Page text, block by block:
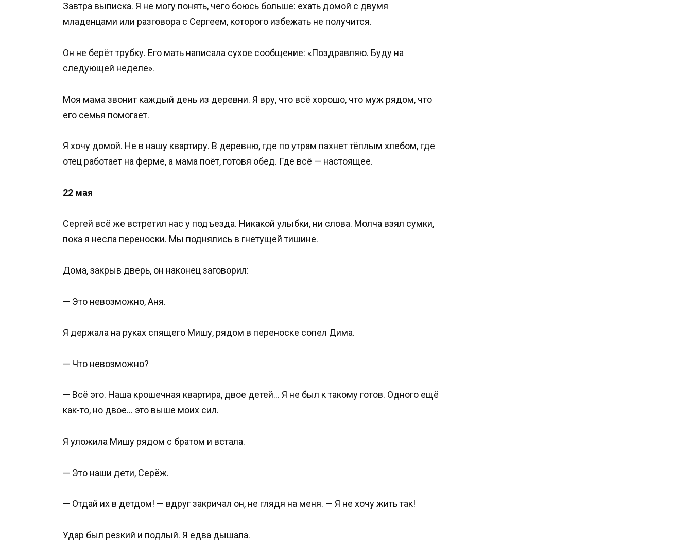
Завтра выписка. Я не могу понять, чего боюсь больше: ехать домой с двумя
младенцами или разговора с Сергеем, которого избежать не получится.
Он не берёт трубку. Его мать написала сухое сообщение: «Поздравляю. Буду на
следующей неделе».
Моя мама звонит каждый день из деревни. Я вру, что всё хорошо, что муж рядом, что
его семья помогает.
Я хочу домой. Не в нашу квартиру. В деревню, где по утрам пахнет тёплым хлебом, где
отец работает на ферме, а мама поёт, готовя обед. Где всё — настоящее.
22 мая
Сергей всё же встретил нас у подъезда. Никакой улыбки, ни слова. Молча взял сумки,
пока я несла переноски. Мы поднялись в гнетущей тишине.
Дома, закрыв дверь, он наконец заговорил:
— Это невозможно, Аня.
Я держала на руках спящего Мишу, рядом в переноске сопел Дима.
— Что невозможно?
— Всё это. Наша крошечная квартира, двое детей… Я не был к такому готов. Одного ещё
как-то, но двое… это выше моих сил.
Я уложила Мишу рядом с братом и встала.
— Это наши дети, Серёж.
— Отдай их в детдом! — вдруг закричал он, не глядя на меня. — Я не хочу жить так!
Удар был резкий и подлый. Я едва дышала.